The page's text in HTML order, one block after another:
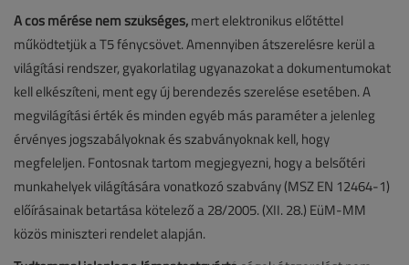
A cos mérése nem szükséges,mert elektronikus előtéttel
működtetjük a T5 fénycsövet. Amennyiben átszerelésre kerül a
világítási rendszer, gyakorlatilag ugyanazokat a dokumentumokat
kell elkészíteni, ment egy új berendezés szerelése esetében. A
megvilágítási érték és minden egyéb más paraméter a jelenleg
érvényes jogszabályoknak és szabványoknak kell, hogy
megfeleljen. Fontosnak tartom megjegyezni, hogy a belsőtéri
munkahelyek világítására vonatkozó szabvány (MSZ EN 12464-1)
előírásainak betartása kötelező a 28/2005. (XII. 28.) EüM-MM
közös miniszteri rendelet alapján.